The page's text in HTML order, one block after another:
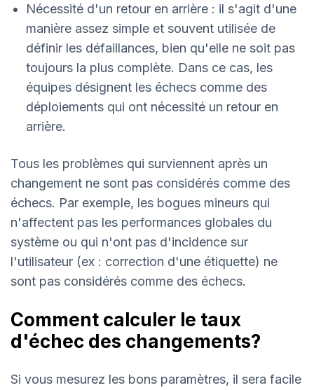
Nécessité d'un retour en arrière : il s'agit d'une
manière assez simple et souvent utilisée de
définir les défaillances, bien qu'elle ne soit pas
toujours la plus complète. Dans ce cas, les
équipes désignent les échecs comme des
déploiements qui ont nécessité un retour en
arrière.
Tous les problèmes qui surviennent après un
changement ne sont pas considérés comme des
échecs. Par exemple, les bogues mineurs qui
n'affectent pas les performances globales du
système ou qui n'ont pas d'incidence sur
l'utilisateur (ex : correction d'une étiquette) ne
sont pas considérés comme des échecs.
Comment calculer le taux
d'échec des changements?
Si vous mesurez les bons paramètres, il sera facile